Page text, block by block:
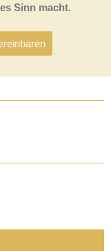
Sinn macht.